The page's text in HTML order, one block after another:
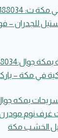
للجدران –
في مكة –
غرف نوم
الخشب مكة